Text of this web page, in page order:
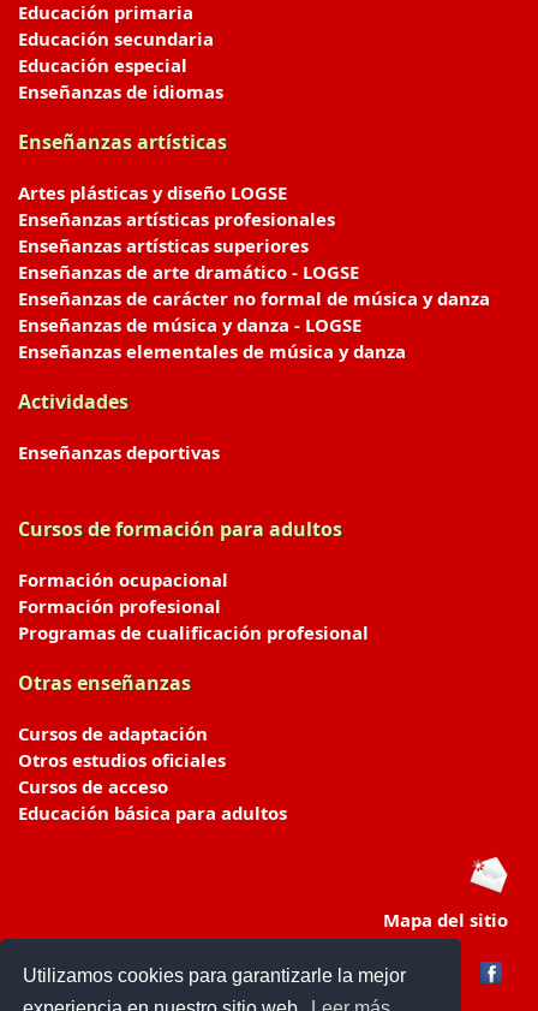
Utilizamos cookies para garantizarle la mejor
Educación primaria
Educación secundaria
Educación especial
Enseñanzas de idiomas
Enseñanzas artísticas
Artes plásticas y diseño LOGSE
Enseñanzas artísticas profesionales
Enseñanzas artísticas superiores
Enseñanzas de arte dramático - LOGSE
Enseñanzas de carácter no formal de música y danza
Enseñanzas de música y danza - LOGSE
Enseñanzas elementales de música y danza
Actividades
Enseñanzas deportivas
Cursos de formación para adultos
Formación ocupacional
Formación profesional
Programas de cualificación profesional
Otras enseñanzas
Cursos de adaptación
Otros estudios oficiales
Cursos de acceso
Educación básica para adultos
Mapa del sitio